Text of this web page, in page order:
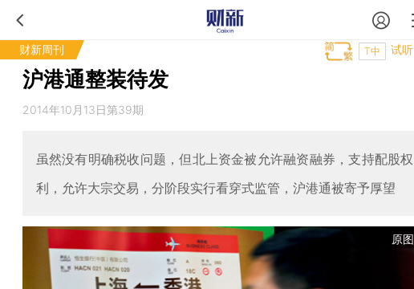
财新周刊 试听
T中
沪港通整装待发
2014年10月13日第39期
虽然没有明确税收问题，但北上资金被允许融资融券，支持配股权
利，允许大宗交易，分阶段实行看穿式监管，沪港通被寄予厚望
原图